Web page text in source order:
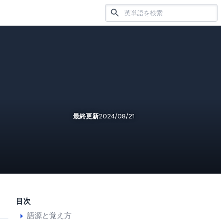
最終更新2024/08/21
目次
語源と覚え方